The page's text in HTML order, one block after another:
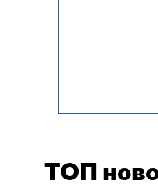
ТОП